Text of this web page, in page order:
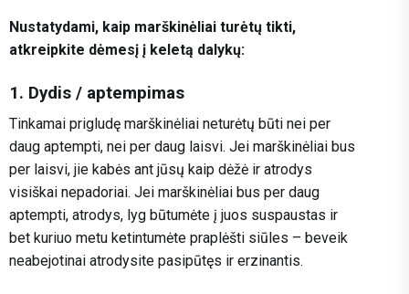
Nustatydami, kaip marškinėliai turėtų tikti,
atkreipkite dėmesį į keletą dalykų:
1. Dydis / aptempimas
Tinkamai prigludę marškinėliai neturėtų būti nei per
daug aptempti, nei per daug laisvi. Jei marškinėliai bus
per laisvi, jie kabės ant jūsų kaip dėžė ir atrodys
visiškai nepadoriai. Jei marškinėliai bus per daug
aptempti, atrodys, lyg būtumėte į juos suspaustas ir
bet kuriuo metu ketintumėte praplėšti siūles – beveik
neabejotinai atrodysite pasipūtęs ir erzinantis.